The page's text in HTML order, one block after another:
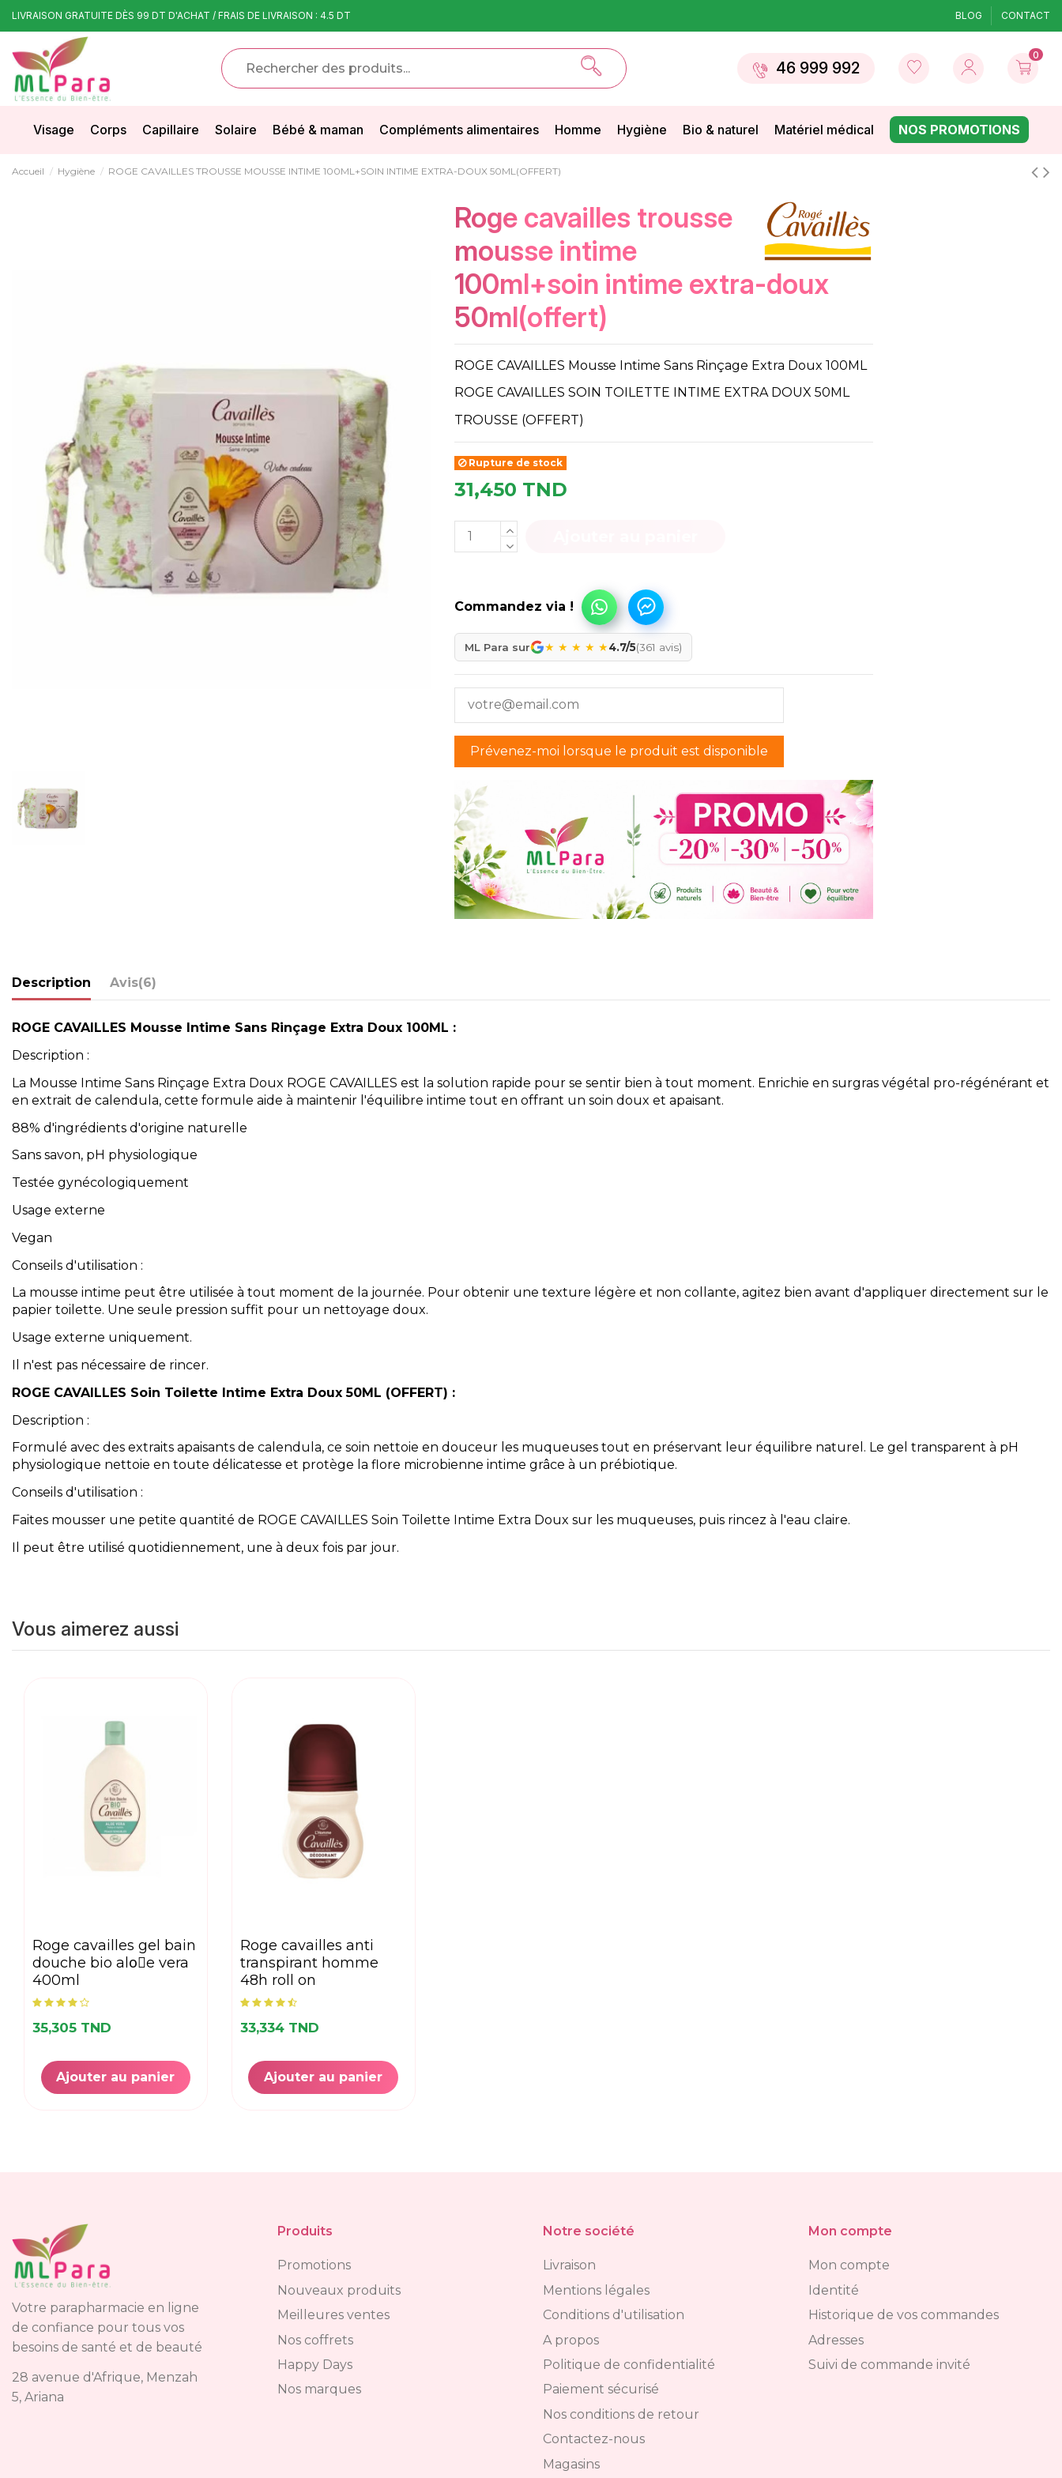
LIVRAISON GRATUITE DÈS 99 DT D'ACHAT / FRAIS DE LIVRAISON : 4.5 DT BLOG CONTACT
46 999 992
0
Visage Corps Capillaire Solaire Bébé & maman Compléments alimentaires Homme Hygiène Bio & naturel Matériel médical NOS PROMOTIONS
Accueil Hygiène ROGE CAVAILLES TROUSSE MOUSSE INTIME 100ML+SOIN INTIME EXTRA-DOUX 50ML(OFFERT)
roge cavailles trousse
mousse intime
100ml+soin intime extra-doux
50ml(offert)
ROGE CAVAILLES Mousse Intime Sans Rinçage Extra Doux 100ML
ROGE CAVAILLES SOIN TOILETTE INTIME EXTRA DOUX 50ML
TROUSSE (OFFERT)
Rupture de stock
31,450 TND
ML Para sur ★ ★ ★ ★ ★4.7/5(361 avis)
Description Avis(6)
ROGE CAVAILLES Mousse Intime Sans Rinçage Extra Doux 100ML :
Description :
La Mousse Intime Sans Rinçage Extra Doux ROGE CAVAILLES est la solution rapide pour se sentir bien à tout moment. Enrichie en surgras végétal pro-régénérant et
en extrait de calendula, cette formule aide à maintenir l'équilibre intime tout en offrant un soin doux et apaisant.
88% d'ingrédients d'origine naturelle
Sans savon, pH physiologique
Testée gynécologiquement
Usage externe
Vegan
Conseils d'utilisation :
La mousse intime peut être utilisée à tout moment de la journée. Pour obtenir une texture légère et non collante, agitez bien avant d'appliquer directement sur le
papier toilette. Une seule pression suffit pour un nettoyage doux.
Usage externe uniquement.
Il n'est pas nécessaire de rincer.
ROGE CAVAILLES Soin Toilette Intime Extra Doux 50ML (OFFERT) :
Description :
Formulé avec des extraits apaisants de calendula, ce soin nettoie en douceur les muqueuses tout en préservant leur équilibre naturel. Le gel transparent à pH
physiologique nettoie en toute délicatesse et protège la flore microbienne intime grâce à un prébiotique.
Conseils d'utilisation :
Faites mousser une petite quantité de ROGE CAVAILLES Soin Toilette Intime Extra Doux sur les muqueuses, puis rincez à l'eau claire.
Il peut être utilisé quotidiennement, une à deux fois par jour.
Vous aimerez aussi
roge cavailles gel bain
douche bio aloًe vera
400ml
35,305 TND
Ajouter au panier
roge cavailles anti
transpirant homme
48h roll on
33,334 TND
Ajouter au panier
Votre parapharmacie en ligne
de confiance pour tous vos
besoins de santé et de beauté
28 avenue d'Afrique, Menzah
5, Ariana
Produits
Promotions
Nouveaux produits
Meilleures ventes
Nos coffrets
Happy Days
Nos marques
Notre société
Livraison
Mentions légales
Conditions d'utilisation
A propos
Politique de confidentialité
Paiement sécurisé
Nos conditions de retour
Contactez-nous
Magasins
Mon compte
Mon compte
Identité
Historique de vos commandes
Adresses
Suivi de commande invité